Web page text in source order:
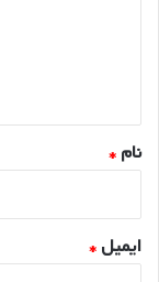
نام*
ایمیل*